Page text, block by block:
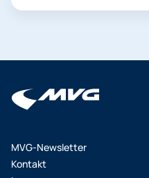
Routenplanung.
MVG-Newsletter
Kontakt